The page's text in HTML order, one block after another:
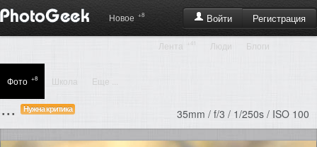
Войти Регистрация
Новое +8
Лента +41 Люди Блоги
Фото +8 Школа Еще ...
... Нужна критика 35mm / f/3 / 1/250s / ISO 100